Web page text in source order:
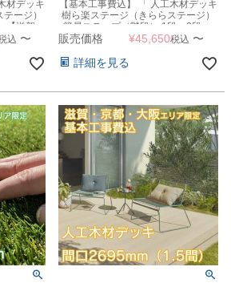
材デッキ
ージ）
【滋賀・
本体と
込 〜
【基本工事費込】 「 人工木材デッキ
樹ら楽ステージ（きららステージ）
簡易ステップ（階段） 1段・2段 」
【滋賀・京都・大阪のみ対応可能】
販売価格 ¥45,650税込 〜
詳細を見る